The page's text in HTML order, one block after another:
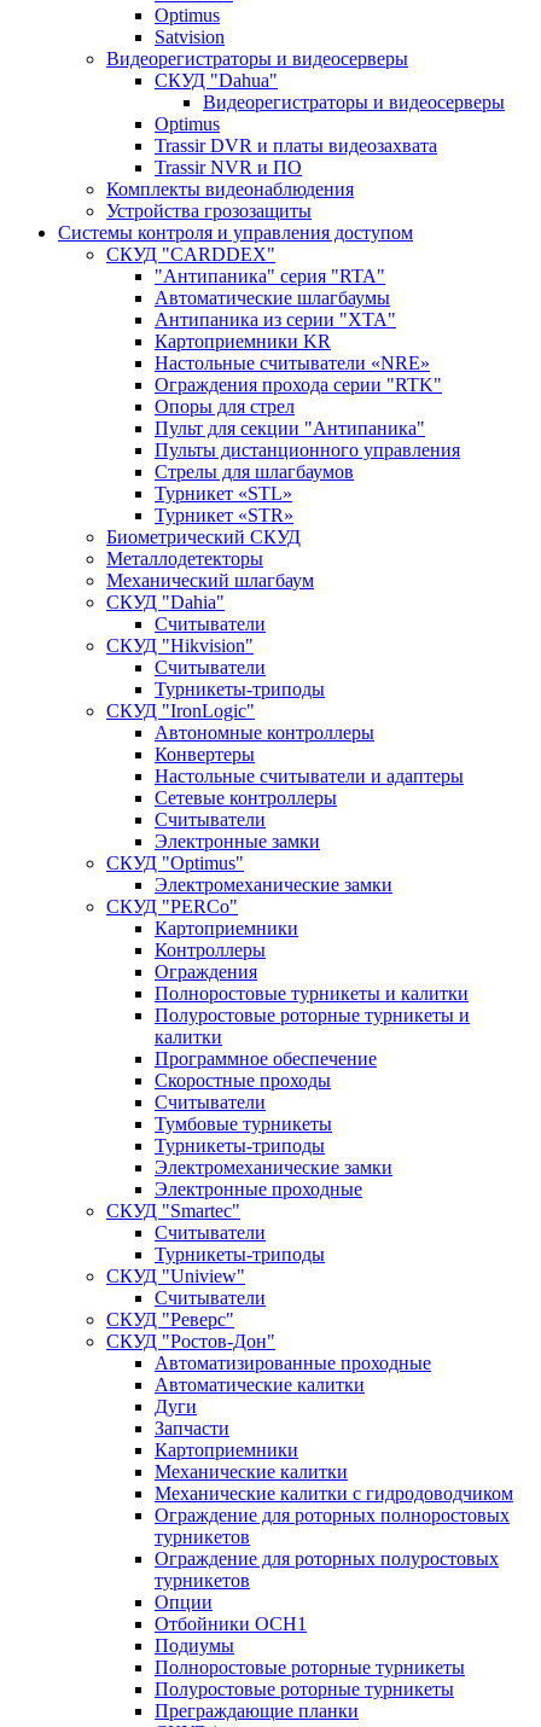
Optimus
Satvision
Видеорегистраторы и видеосерверы
CКУД "Dahua"
Видеорегистраторы и видеосерверы
Optimus
Trassir DVR и платы видеозахвата
Trassir NVR и ПО
Комплекты видеонаблюдения
Устройства грозозащиты
Системы контроля и управления доступом
CКУД "CARDDEX"
"Антипаника" серия "RTA"
Автоматические шлагбаумы
Антипаника из серии "XTA"
Картоприемники KR
Настольные считыватели «NRE»
Ограждения прохода серии "RTK"
Опоры для стрел
Пульт для секции "Антипаника"
Пульты дистанционного управления
Стрелы для шлагбаумов
Турникет «STL»
Турникет «STR»
Биометрический СКУД
Металлодетекторы
Механический шлагбаум
СКУД "Dahia"
Считыватели
СКУД "Hikvision"
Считыватели
Турникеты-триподы
СКУД "IronLogic"
Автономные контроллеры
Конвертеры
Настольные считыватели и адаптеры
Сетевые контроллеры
Считыватели
Электронные замки
СКУД "Optimus"
Электромеханические замки
СКУД "PERCo"
Картоприемники
Контроллеры
Ограждения
Полноростовые турникеты и калитки
Полуростовые роторные турникеты и
калитки
Программное обеспечение
Скоростные проходы
Считыватели
Тумбовые турникеты
Турникеты-триподы
Электромеханические замки
Электронные проходные
СКУД "Smartec"
Считыватели
Турникеты-триподы
СКУД "Uniview"
Считыватели
СКУД "Реверс"
СКУД "Ростов-Дон"
Автоматизированные проходные
Автоматические калитки
Дуги
Запчасти
Картоприемники
Механические калитки
Механические калитки с гидродоводчиком
Ограждение для роторных полноростовых
турникетов
Ограждение для роторных полуростовых
турникетов
Опции
Отбойники ОСН1
Подиумы
Полноростовые роторные турникеты
Полуростовые роторные турникеты
Преграждающие планки